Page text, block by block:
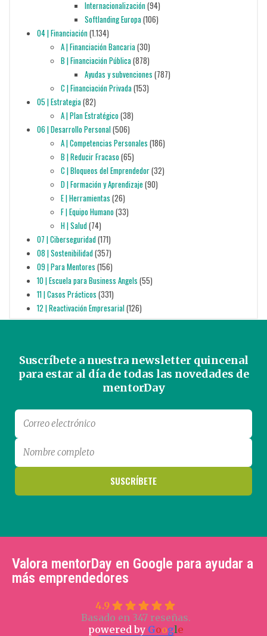
Internacionalización(94)
Softlanding Europa(106)
04 | Financiación(1.134)
A | Financiación Bancaria(30)
B | Financiación Pública(878)
Ayudas y subvenciones (787)
C | Financiación Privada(153)
05 | Estrategia(82)
A | Plan Estratégico(38)
06 | Desarrollo Personal(506)
A | Competencias Personales (186)
B | Reducir Fracaso(65)
C | Bloqueos del Emprendedor(32)
D | Formación y Aprendizaje (90)
E | Herramientas (26)
F | Equipo Humano(33)
H | Salud(74)
07 | Ciberseguridad(171)
08 | Sostenibilidad(357)
09 | Para Mentores (156)
10 | Escuela para Business Angels (55)
11 | Casos Prácticos (331)
12 | Reactivación Empresarial(126)
Suscríbete a nuestra newsletter quincenal
para estar al día de todas las novedades de
mentorDay
Valora mentorDay en Google para ayudar a
más emprendedores
4.9
Basado en 347 reseñas.
powered by Google